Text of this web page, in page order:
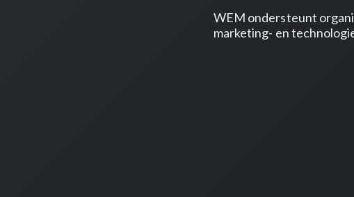
WEM ondersteunt
marketing- en